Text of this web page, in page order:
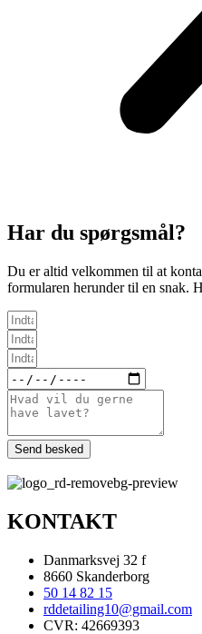
Har du spørgsmål?
Du er altid velkommen til at
formularen herunder til en snak.
Send besked
KONTAKT
Danmarksvej 32 f
8660 Skanderborg
50 14 82 15​
rddetailing10@gmail.com
CVR: 42669393